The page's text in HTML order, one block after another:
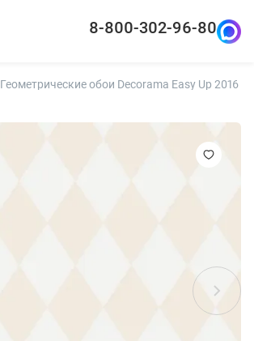
8-800-302-96-80
Геометрические обои Decorama Easy Up 2016